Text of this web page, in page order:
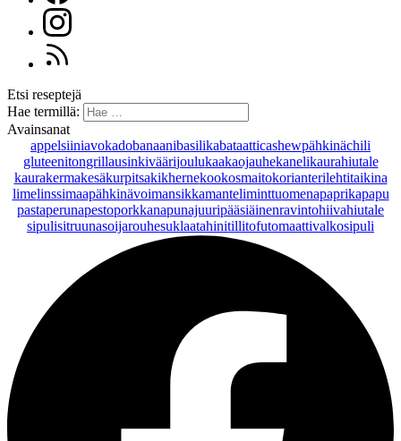
Etsi reseptejä
Hae termillä:
Avainsanat
appelsiiniavokadobanaanibasilikabataatticashewpähkinächili
gluteenitongrillausinkiväärijoulukaakaojauhekanelikaurahiutale
kaurakermakesäkurpitsakikhernekookosmaitokorianterilehtitaikina
limelinssimaapähkinävoimansikkamanteliminttuomenapaprikapapu
pastaperunapestoporkkanapunajuuripääsiäinenravintohiivahiutale
sipulisitruunasoijarouhesuklaatahinitillitofutomaattivalkosipuli